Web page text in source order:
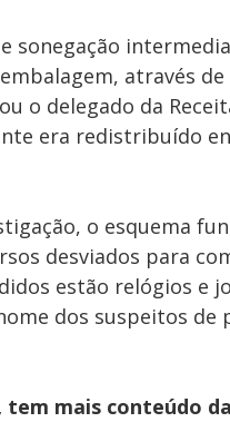
sonegação
através
o delegado da
era redistribuído
o esquema
desviados para
estão relógios e
dos suspeitos
tem mais conteúdo